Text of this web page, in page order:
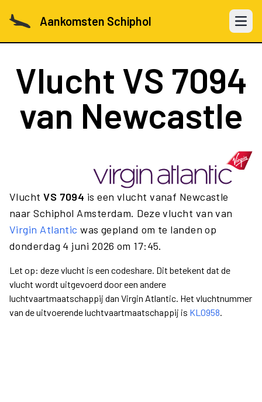
Aankomsten Schiphol Open
Vlucht VS 7094
van Newcastle
VluchtVS 7094 is een vlucht vanaf Newcastle
naar Schiphol Amsterdam. Deze vlucht van van
Virgin Atlantic was gepland om te landen op
donderdag 4 juni 2026 om 17:45.
Let op: deze vlucht is een codeshare. Dit betekent dat de
vlucht wordt uitgevoerd door een andere
luchtvaartmaatschappij dan Virgin Atlantic. Het vluchtnummer
van de uitvoerende luchtvaartmaatschappij is KL0958.